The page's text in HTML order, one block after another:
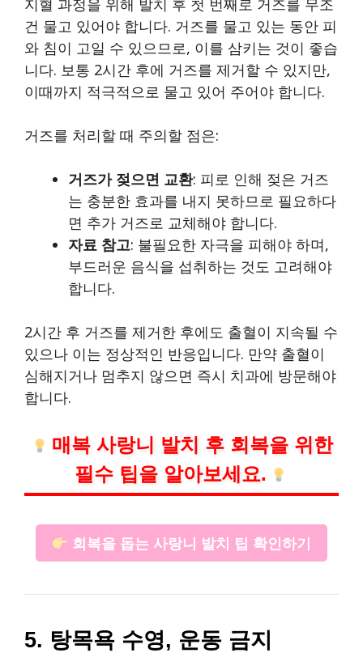
지혈 과정을 위해 발치 후 첫 번째로 거즈를 무조
건 물고 있어야 합니다. 거즈를 물고 있는 동안 피
와 침이 고일 수 있으므로, 이를 삼키는 것이 좋습
니다. 보통 2시간 후에 거즈를 제거할 수 있지만,
이때까지 적극적으로 물고 있어 주어야 합니다.
거즈를 처리할 때 주의할 점은:
거즈가 젖으면 교환: 피로 인해 젖은 거즈
는 충분한 효과를 내지 못하므로 필요하다
면 추가 거즈로 교체해야 합니다.
자료 참고: 불필요한 자극을 피해야 하며,
부드러운 음식을 섭취하는 것도 고려해야
합니다.
2시간 후 거즈를 제거한 후에도 출혈이 지속될 수
있으나 이는 정상적인 반응입니다. 만약 출혈이
심해지거나 멈추지 않으면 즉시 치과에 방문해야
합니다.
매복 사랑니 발치 후 회복을 위한
필수 팁을 알아보세요.
회복을 돕는 사랑니 발치 팁 확인하기
5. 탕목욕 수영, 운동 금지